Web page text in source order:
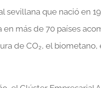
sevillana que nació en
más de 70 países
de CO₂, el